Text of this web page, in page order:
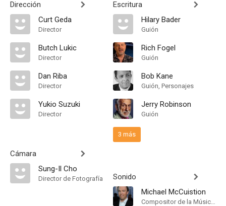
Dirección
Curt Geda
Director
Butch Lukic
Director
Dan Riba
Director
Yukio Suzuki
Director
Cámara
Sung-Il Cho
Director de Fotografía
Escritura
Hilary Bader
Guión
Rich Fogel
Guión
Bob Kane
Guión, Personajes
Jerry Robinson
Guión
3 más
Sonido
Michael McCuistion
Compositor de la Música Original